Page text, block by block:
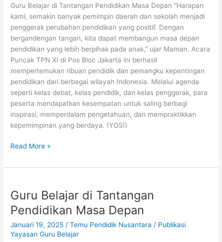
Guru Belajar di Tantangan Pendidikan Masa Depan “Harapan
kami, semakin banyak pemimpin daerah dan sekolah menjadi
penggerak perubahan pendidikan yang positif. Dengan
bergandengan tangan, kita dapat membangun masa depan
pendidikan yang lebih berpihak pada anak,” ujar Maman. Acara
Puncak TPN XI di Pos Bloc Jakarta ini berhasil
mempertemukan ribuan pendidik dan pemangku kepentingan
pendidikan dari berbagai wilayah Indonesia. Melalui agenda
seperti kelas debat, kelas pendidik, dan kelas penggerak, para
peserta mendapatkan kesempatan untuk saling berbagi
inspirasi, memperdalam pengetahuan, dan mempraktikkan
kepemimpinan yang berdaya. (YOSI)
Read More »
Guru Belajar di Tantangan
Pendidikan Masa Depan
Januari 19, 2025 /Temu Pendidik Nusantara / Publikasi
Yayasan Guru Belajar
Belajar
di
Tantangan
Pendidikan
Masa